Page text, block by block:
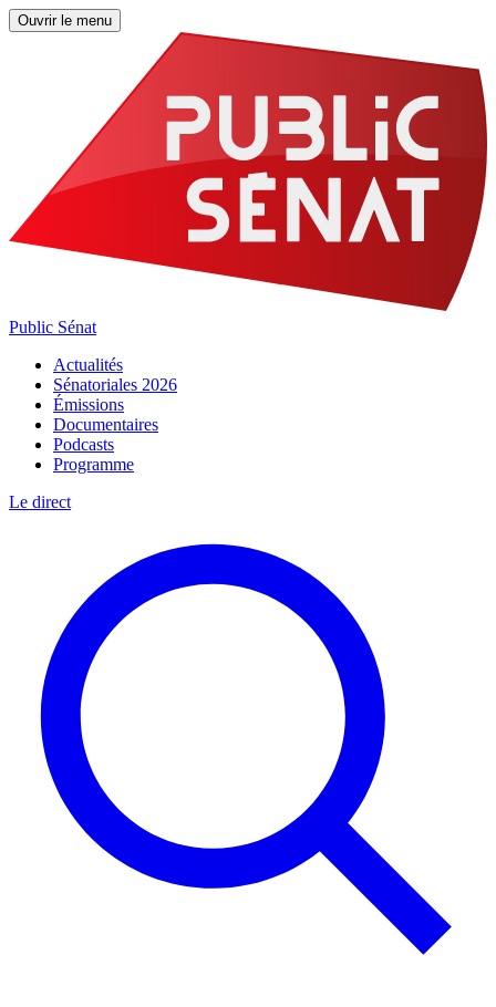
Ouvrir le menu
Public Sénat
Actualités
Sénatoriales 2026
Émissions
Documentaires
Podcasts
Programme
Le direct